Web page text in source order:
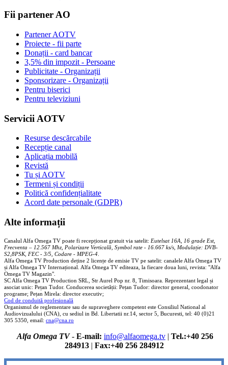
Fii partener AO
Partener AOTV
Proiecte - fii parte
Donații - card bancar
3,5% din impozit - Persoane
Publicitate - Organizații
Sponsorizare - Organizații
Pentru biserici
Pentru televiziuni
Servicii AOTV
Resurse descărcabile
Recepție canal
Aplicația mobilă
Revistă
Tu și AOTV
Termeni și condiții
Politică confidențialitate
Acord date personale (GDPR)
Alte informații
Canalul Alfa Omega TV poate fi recepționat gratuit via satelit: Eutelsat 16A, 16 grade Est,
Frecventa – 12.567 Mhz, Polarizare Verticală, Symbol rate - 16.667 ks/s, Modulație: DVB-
S2,8PSK, FEC - 3/5, Codare - MPEG-4
Alfa Omega TV Production deține 2 licențe de emisie TV pe satelit: canalele Alfa Omega TV
și Alfa Omega TV Internațional. Alfa Omega TV editeaza, la fiecare doua luni, revista: "Alfa
Omega TV Magazin".
SC Alfa Omega TV Production SRL, Str Aurel Pop nr. 8, Timisoara. Reprezentant legal și
asociat unic: Pețan Tudor. Conducerea societății: Pețan Tudor: director general, coodonator
programe; Pețan Mirela: director executiv;
Cod de conduită profesională
Organismul de reglementare sau de supraveghere competent este Consiliul National al
Audiovizualului (CNA), cu sediul in Bd. Libertatii nr.14, sector 5, Bucuresti, tel: 40 (0)21
305 5350, email: cna@cna.ro
Alfa Omega TV- E-mail: info@alfaomega.tv | Tel.:+40 256
284913| Fax:+40 256 284912